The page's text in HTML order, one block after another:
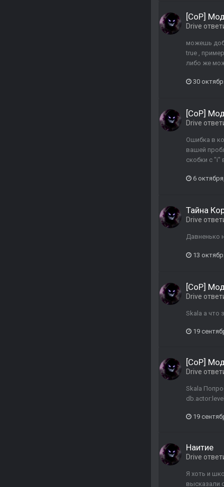
[CoP]
Drive
можешь
true ,
либо же
30
[CoP]
Drive
Ошибка в
вашей
скобки с
6
Тайна
Drive
Давненько
13
[CoP]
Drive
Skala а что
19
[CoP]
Drive
Skala
19
Наитие
Drive
Я хоть и
высказали